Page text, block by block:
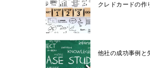
クレドカードの作
他社の成功事例と